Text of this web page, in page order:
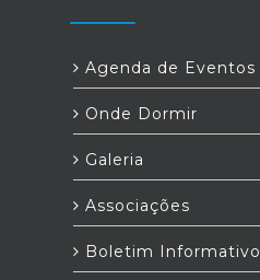
Agenda de Eventos
Onde Dormir
Galeria
Associações
Boletim Informativo